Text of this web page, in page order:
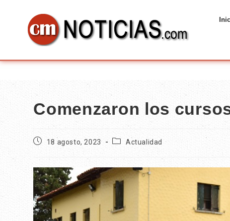
Comenzaron los
18 agosto, 2023 Actualidad